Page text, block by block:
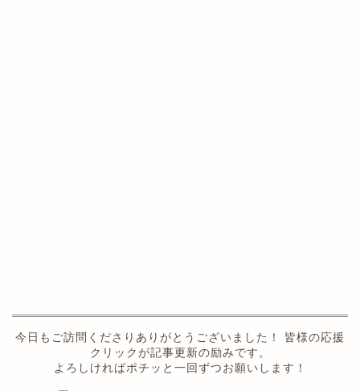
今日もご訪問くださりありがとうございました！ 皆様の応援
クリックが記事更新の励みです。
よろしければポチッと一回ずつお願いします！